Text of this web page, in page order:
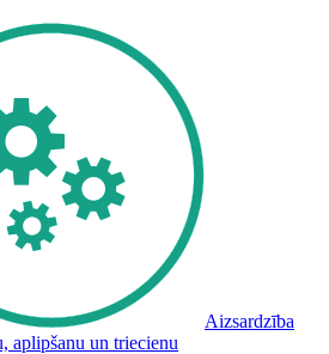
Aizsardzība
aplipšanu un triecienu